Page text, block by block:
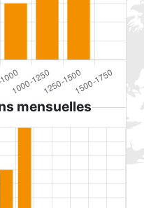
mensuelles